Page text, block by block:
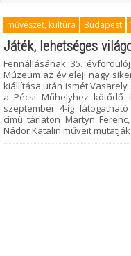
művészet, kultúra Budapest
Játék, lehetséges
Fennállásának 35.
Múzeum az év eleji nagy
kiállítása után ismét
a Pécsi Műhelyhez kötődő
szeptember 4-ig
című tárlaton Martyn
Nádor Katalin műveit